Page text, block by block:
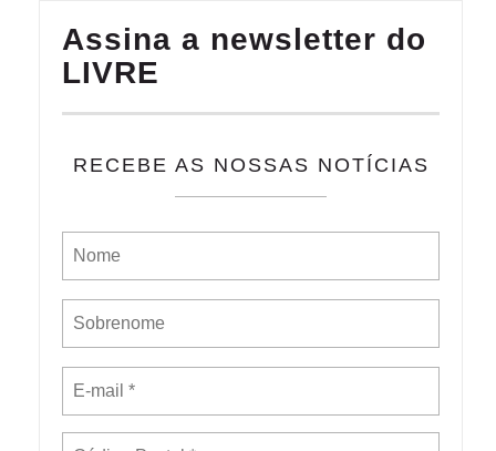
Assina a newsletter do
LIVRE
RECEBE AS NOSSAS NOTÍCIAS